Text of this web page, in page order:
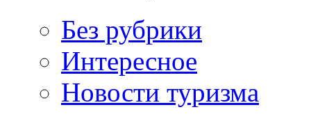
Без рубрики
Интересное
Новости туризма